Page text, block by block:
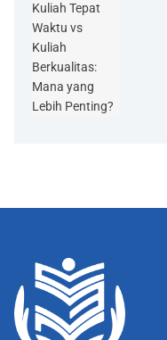
Kuliah Tepat
Waktu vs
Kuliah
Berkualitas:
Mana yang
Lebih Penting?